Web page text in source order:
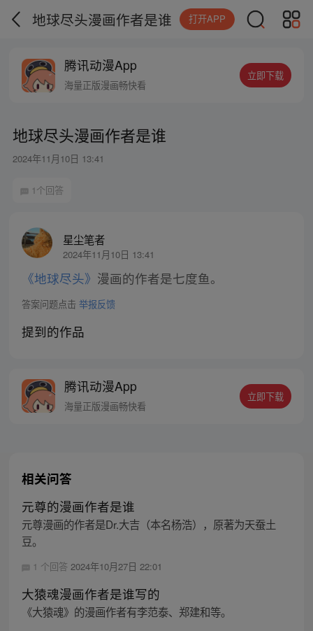
地球尽头漫画作者是谁 打开APP
腾讯动漫App
海量正版漫画畅快看
立即下载
地球尽头漫画作者是谁
2024年11月10日 13:41
1个回答
星尘笔者
2024年11月10日 13:41
《地球尽头》 漫画的作者是七度鱼。
答案问题点击 举报反馈
提到的作品
腾讯动漫App
海量正版漫画畅快看
立即下载
相关问答
元尊的漫画作者是谁
元尊漫画的作者是Dr.大吉（本名杨浩），原著为天蚕土
豆。
1 个回答 2024年10月27日 22:01
大猿魂漫画作者是谁写的
《大猿魂》的漫画作者有李范泰、郑建和等。